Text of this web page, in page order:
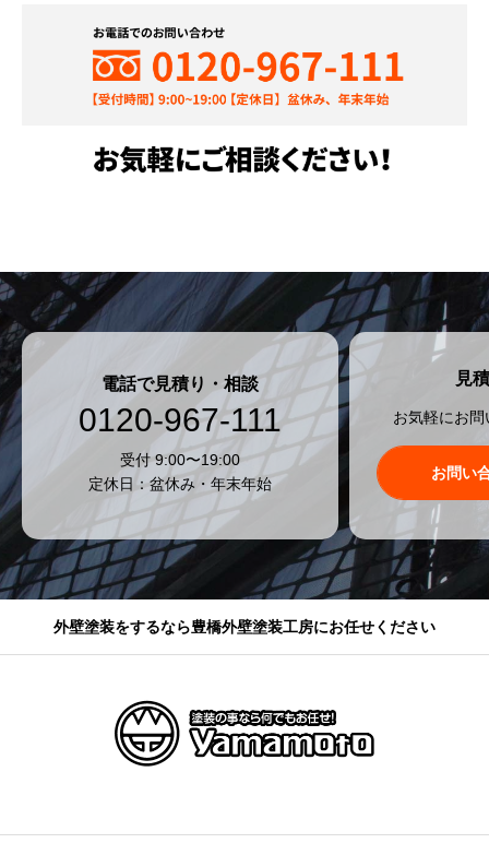
電話で見積り・相談
0120-967-111
受付 9:00〜19:00
定休日：盆休み・年末年始
見
お気軽にお
お問い
外壁塗装をするなら豊橋外壁塗装工房にお任せください